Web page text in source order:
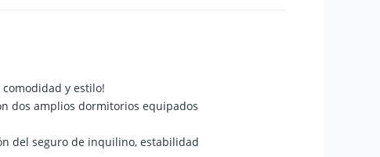
y estilo!
dos amplios dormitorios equipados
del seguro de inquilino, estabilidad